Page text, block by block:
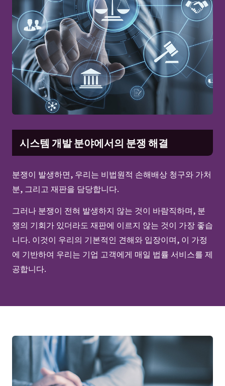
시스템 개발 분야에서의 분쟁 해결
분쟁이 발생하면, 우리는 비법원적 손해배상 청구와 가처
분, 그리고 재판을 담당합니다.
그러나 분쟁이 전혀 발생하지 않는 것이 바람직하며, 분
쟁의 기회가 있더라도 재판에 이르지 않는 것이 가장 좋습
니다. 이것이 우리의 기본적인 견해와 입장이며, 이 가정
에 기반하여 우리는 기업 고객에게 매일 법률 서비스를 제
공합니다.